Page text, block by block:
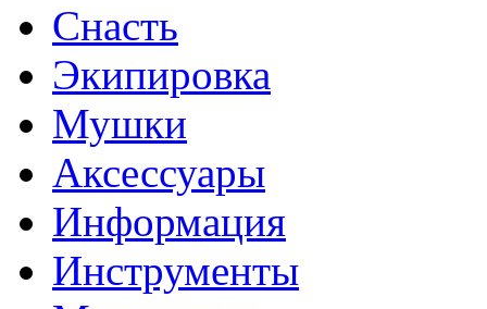
Снасть
Экипировка
Мушки
Аксессуары
Информация
Инструменты